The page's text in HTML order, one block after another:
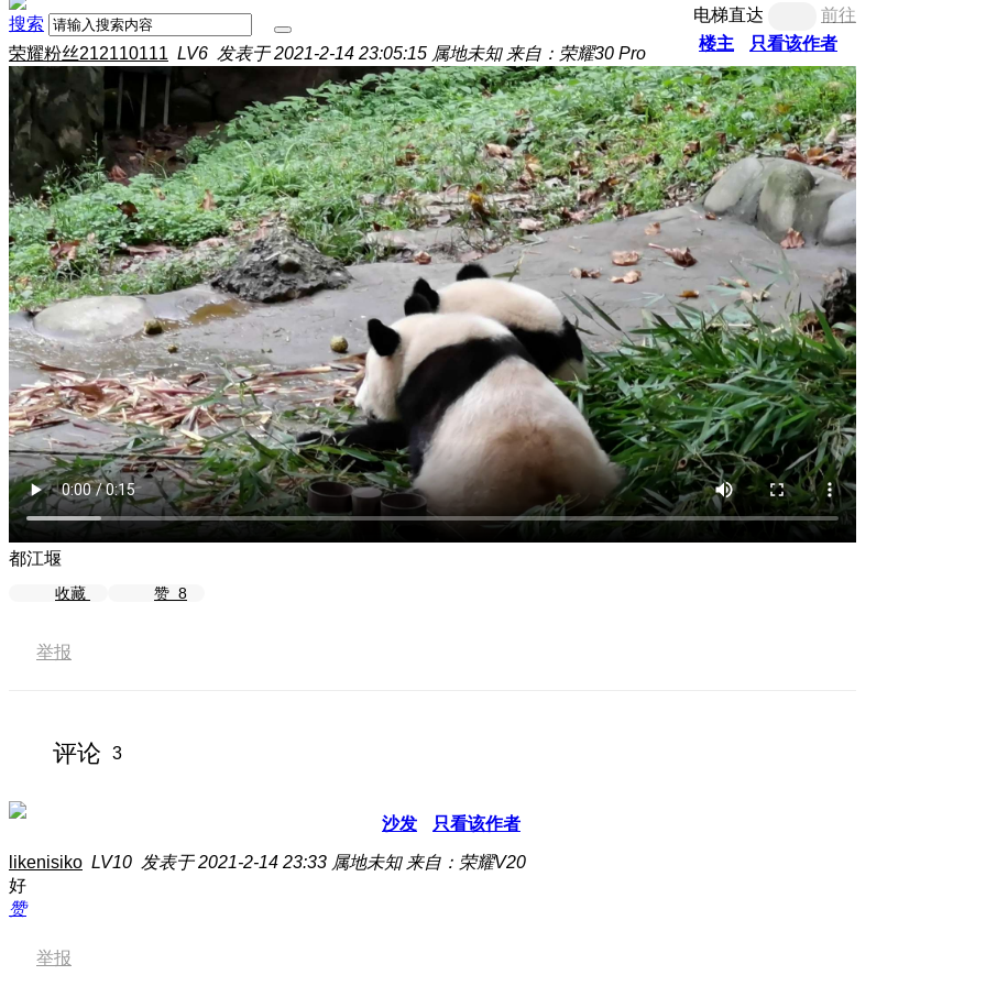
搜索 电梯直达
前往
楼主
只看该作者
荣耀粉丝212110111 LV6 发表于 2021-2-14 23:05:15 属地未知 来自：荣耀30 Pro
都江堰
收藏 赞 8
举报
评论 3
沙发 只看该作者
likenisiko LV10 发表于 2021-2-14 23:33 属地未知 来自：荣耀V20
好
赞
举报